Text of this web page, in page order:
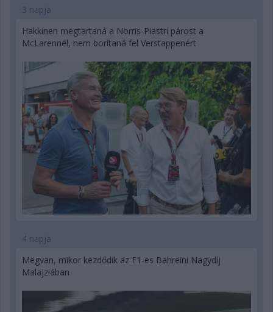
3 napja
Hakkinen megtartaná a Norris-Piastri párost a
McLarennél, nem borítaná fel Verstappenért
4 napja
Megvan, mikor kezdődik az F1-es Bahreini Nagydíj
Malajziában